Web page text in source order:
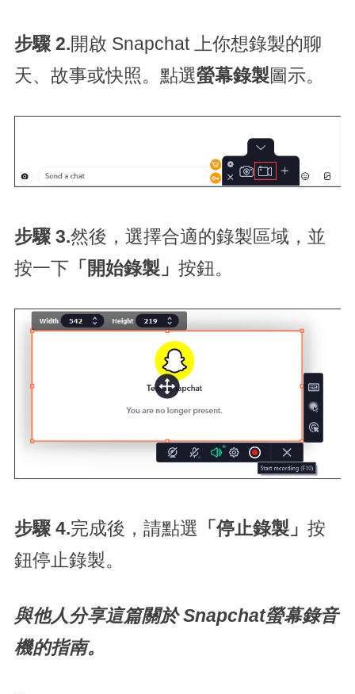
步驟 2.開啟 Snapchat 上你想錄製的聊
天、故事或快照。點選螢幕錄製圖示。
步驟 3.然後，選擇合適的錄製區域，並
按一下 「開始錄製」 按鈕。
步驟 4.完成後，請點選 「停止錄製」 按
鈕停止錄製。
與他人分享這篇關於 Snapchat螢幕錄音
機的指南。